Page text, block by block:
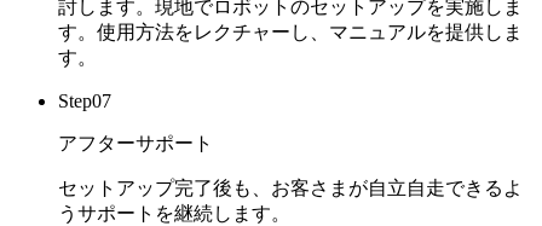
討します。現地でロボットのセットアップを実施しま
す。使用方法をレクチャーし、マニュアルを提供しま
す。
Step07
アフターサポート
セットアップ完了後も、お客さまが自立自走できるよ
うサポートを継続します。